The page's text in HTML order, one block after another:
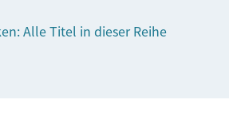
Alle Titel in dieser Reihe